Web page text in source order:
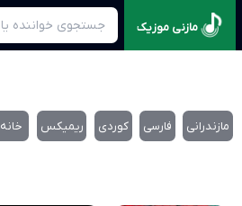
مازنی موزیک
مازندرانی فارسی کوردی ریمیکس خانه